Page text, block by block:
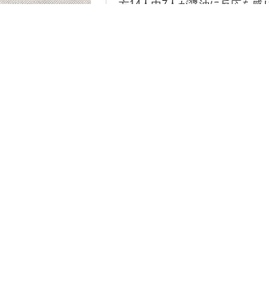
方14人中7人が醤油に反応を感